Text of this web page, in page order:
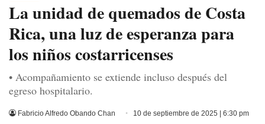
La unidad de quemados de Costa
Rica, una luz de esperanza para
los niños costarricenses
• Acompañamiento se extiende incluso después del
egreso hospitalario.
Fabricio Alfredo Obando Chan 10 de septiembre de 2025 | 6:30 pm